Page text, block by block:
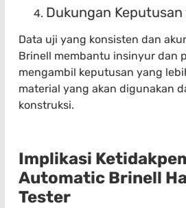
Dukungan
Data uji yang konsisten dan
Brinell membantu insinyur dan
mengambil keputusan yang
material yang akan digunakan
konstruksi.
Implikasi
Automatic Brinell
Tester